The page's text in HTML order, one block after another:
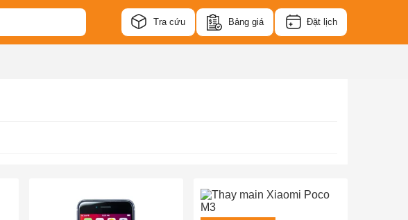
Tra cứu Bảng giá Đặt lịch